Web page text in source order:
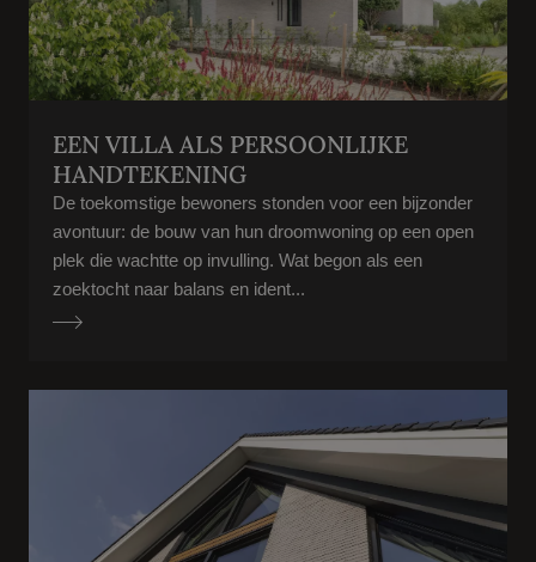
EEN VILLA ALS PERSOONLIJKE
HANDTEKENING
De toekomstige bewoners stonden voor een bijzonder
avontuur: de bouw van hun droomwoning op een open
plek die wachtte op invulling. Wat begon als een
zoektocht naar balans en ident...